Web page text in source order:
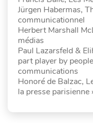
Jürgen Habermas,
communicationnel
Herbert Marshall
médias
Paul Lazarsfeld &
part player by
communications
Honoré de Balzac,
la presse parisienne